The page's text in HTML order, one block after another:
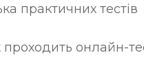
практичних тестів
проходить онлайн-